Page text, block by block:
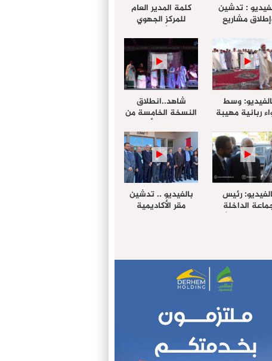
: تدشين
مشاريع
لعيد العرش
كلمة المدير العام
للمركز الجهوي
للإستثمار خلال
أشغال لإجتماع
التقييمي للجنة
الجهوية الموحد
لإستثمار بجهة
الداخلة…
وسط
ربانية مهيبة
خليل ” يؤدي
عيد الفطر مع
المصلين
شاهد..انطلاق
النسخة الخامسة من
مهرجان “الأمداح
النبوية” المنظم من
طرف مجلس جهة
الداخلة وادي الذهب
رئيس
الداخلة
الراغب حرمة الله
الامريكية
بالفيديو .. تدشين
مقر الأكاديمية